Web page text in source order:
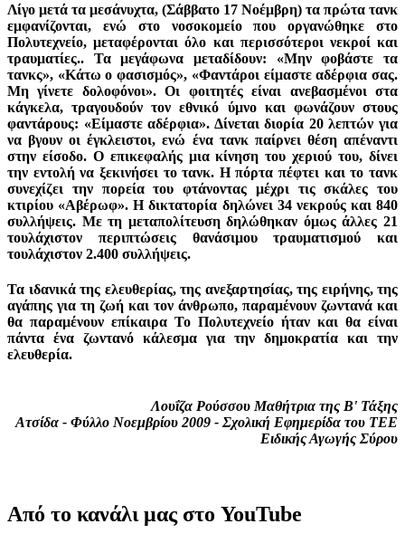
Λίγο μετά τα μεσάνυχτα, (Σάββατο 17 Νοέμβρη) τα πρώτα τανκ
εμφανίζονται, ενώ στο νοσοκομείο που οργανώθηκε στο
Πολυτεχνείο, μεταφέρονται όλο και περισσότεροι νεκροί και
τραυματίες.. Τα μεγάφωνα μεταδίδουν: «Μην φοβάστε τα
τανκς», «Κάτω ο φασισμός», «Φαντάροι είμαστε αδέρφια σας.
Μη γίνετε δολοφόνοι». Οι φοιτητές είναι ανεβασμένοι στα
κάγκελα, τραγουδούν τον εθνικό ύμνο και φωνάζουν στους
φαντάρους: «Είμαστε αδέρφια». Δίνεται διορία 20 λεπτών για
να βγουν οι έγκλειστοι, ενώ ένα τανκ παίρνει θέση απέναντι
στην είσοδο. Ο επικεφαλής μια κίνηση του χεριού του, δίνει
την εντολή να ξεκινήσει το τανκ. Η πόρτα πέφτει και το τανκ
συνεχίζει την πορεία του φτάνοντας μέχρι τις σκάλες του
κτιρίου «Αβέρωφ». Η δικτατορία δηλώνει 34 νεκρούς και 840
συλλήψεις. Με τη μεταπολίτευση δηλώθηκαν όμως άλλες 21
τουλάχιστον περιπτώσεις θανάσιμου τραυματισμού και
τουλάχιστον 2.400 συλλήψεις.
Τα ιδανικά της ελευθερίας, της ανεξαρτησίας, της ειρήνης, της
αγάπης για τη ζωή και τον άνθρωπο, παραμένουν ζωντανά και
θα παραμένουν επίκαιρα Το Πολυτεχνείο ήταν και θα είναι
πάντα ένα ζωντανό κάλεσμα για την δημοκρατία και την
ελευθερία.
Λουΐζα Ρούσσου Μαθήτρια της Β' Τάξης
Ατσίδα - Φύλλο Νοεμβρίου 2009 - Σχολική Εφημερίδα του ΤΕΕ
Ειδικής Αγωγής Σύρου
Από το κανάλι μας στο YouTube